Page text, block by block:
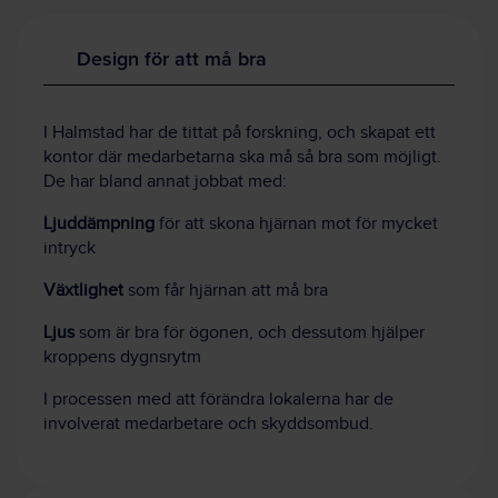
Design för att må bra
I Halmstad har de tittat på forskning, och skapat ett
kontor där medarbetarna ska må så bra som möjligt.
De har bland annat jobbat med:
Ljuddämpning för att skona hjärnan mot för mycket
intryck
Växtlighet som får hjärnan att må bra
Ljus som är bra för ögonen, och dessutom hjälper
kroppens dygnsrytm
I processen med att förändra lokalerna har de
involverat medarbetare och skyddsombud.